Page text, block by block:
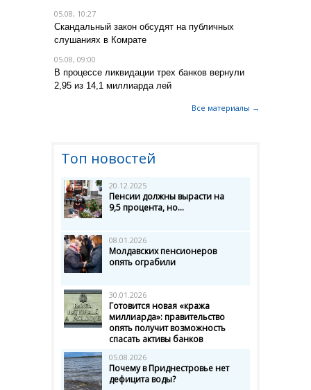
05.08, 10:27
Скандальный закон обсудят на публичных
слушаниях в Комрате
05.08, 09:00
В процессе ликвидации трех банков вернули
2,95 из 14,1 миллиарда лей
Все материалы →
Топ новостей
20.12.2025
Пенсии должны вырасти на
9,5 процента, но...
08.01.2026
Молдавских пенсионеров
опять ограбили
30.01.2026
Готовится новая «кража
миллиарда»: правительство
опять получит возможность
спасать активы банков
05.08.2026
Почему в Приднестровье нет
дефицита воды?